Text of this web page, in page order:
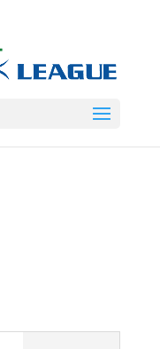
Coral
Σωματείο ΣΟΛ